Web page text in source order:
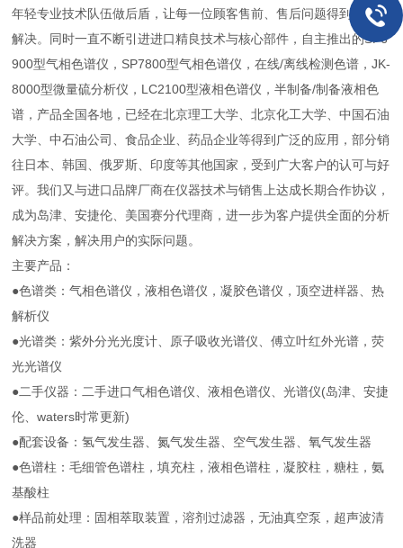
年轻专业技术队伍做后盾，让每一位顾客售前、售后问题得到快速的
解决。同时一直不断引进进口精良技术与核心部件，自主推出的SP6
900型气相色谱仪，SP7800型气相色谱仪，在线/离线检测色谱，JK-
8000型微量硫分析仪，LC2100型液相色谱仪，半制备/制备液相色
谱，产品全国各地，已经在北京理工大学、北京化工大学、中国石油
大学、中石油公司、食品企业、药品企业等得到广泛的应用，部分销
往日本、韩国、俄罗斯、印度等其他国家，受到广大客户的认可与好
评。我们又与进口品牌厂商在仪器技术与销售上达成长期合作协议，
成为岛津、安捷伦、美国赛分代理商，进一步为客户提供全面的分析
解决方案，解决用户的实际问题。
主要产品：
●色谱类：气相色谱仪，液相色谱仪，凝胶色谱仪，顶空进样器、热
解析仪
●光谱类：紫外分光光度计、原子吸收光谱仪、傅立叶红外光谱，荧
光光谱仪
●二手仪器：二手进口气相色谱仪、液相色谱仪、光谱仪(岛津、安捷
伦、waters时常更新)
●配套设备：氢气发生器、氮气发生器、空气发生器、氧气发生器
●色谱柱：毛细管色谱柱，填充柱，液相色谱柱，凝胶柱，糖柱，氨
基酸柱
●样品前处理：固相萃取装置，溶剂过滤器，无油真空泵，超声波清
洗器